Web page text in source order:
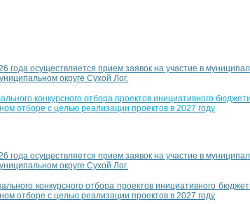
года осуществляется прием заявок на участие в
округе Сухой Лог.
конкурсного отбора проектов инициативного
отборе с целью реализации проектов в 2027 году
года осуществляется прием заявок на участие в
округе Сухой Лог.
конкурсного отбора проектов инициативного
отборе с целью реализации проектов в 2027 году